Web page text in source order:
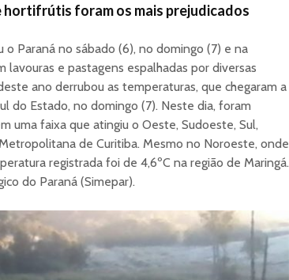
hortifrútis foram os mais prejudicados
o Paraná no sábado (6), no domingo (7) e na
lavouras e pastagens espalhadas por diversas
ano derrubou as temperaturas, que chegaram a
do Estado, no domingo (7). Neste dia, foram
uma faixa que atingiu o Oeste, Sudoeste, Sul,
de Curitiba. Mesmo no Noroeste, onde
registrada foi de 4,6ºC na região de Maringá.
do Paraná (Simepar).